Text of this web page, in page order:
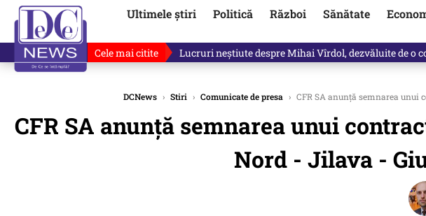
Ultimele știri Politică Război Sănătate
Cele mai citite Lucruri neștiute despre Mihai Vîrdol, dezvăluite de o
DCNews › Stiri › Comunicate de presa › CFR SA anunță semnarea
CFR SA anunță semnarea unui
Nord - Jilava -